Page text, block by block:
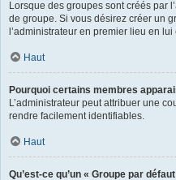
Lorsque des groupes sont créés par
de groupe. Si vous désirez créer un
l’administrateur en premier lieu en
Haut
Pourquoi certains membres
L’administrateur peut attribuer une
rendre facilement identifiables.
Haut
Qu’est-ce qu’un « Groupe par